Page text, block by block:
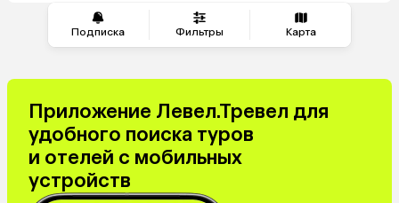
Подписка Фильтры Карта
Приложение Левел.Тревел для
удобного поиска туров
и отелей с мобильных
устройств